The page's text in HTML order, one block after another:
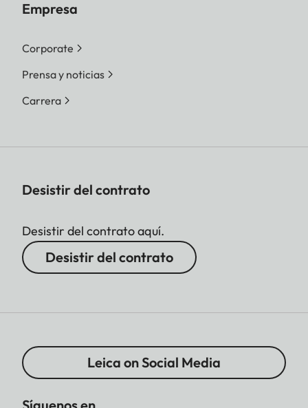
Empresa
Corporate
Prensa y noticias
Carrera
Desistir del contrato
Desistir del contrato aquí.
Desistir del contrato
Leica on Social Media